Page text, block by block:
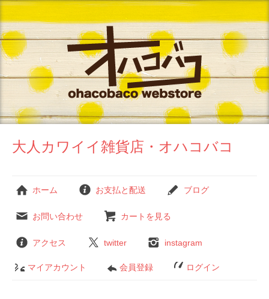
大人カワイイ雑貨店・オハコバコ
ホーム お支払と配送 ブログ
お問い合わせ カートを見る
アクセス twitter instagram
マイアカウント 会員登録 ログイン